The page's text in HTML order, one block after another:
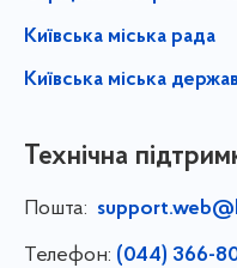
Київська міська рада
Київська міська
Технічна
Пошта:
Телефон: (044) 366-